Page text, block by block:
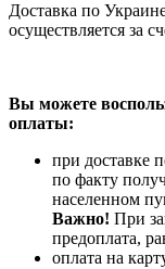
Доставка по
осуществляется за
Вы можете
оплаты:
при доставке
по факту
населенном
Важно! При
предоплата,
оплата на